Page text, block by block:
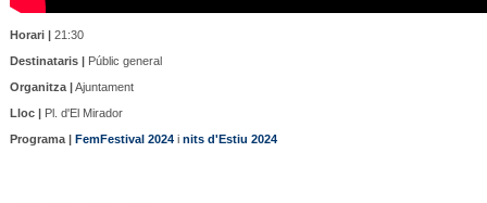
Horari |21:30
Destinataris |Públic general
Organitza |Ajuntament
Lloc |Pl. d'El Mirador
Programa | FemFestival 2024i nits d'Estiu 2024